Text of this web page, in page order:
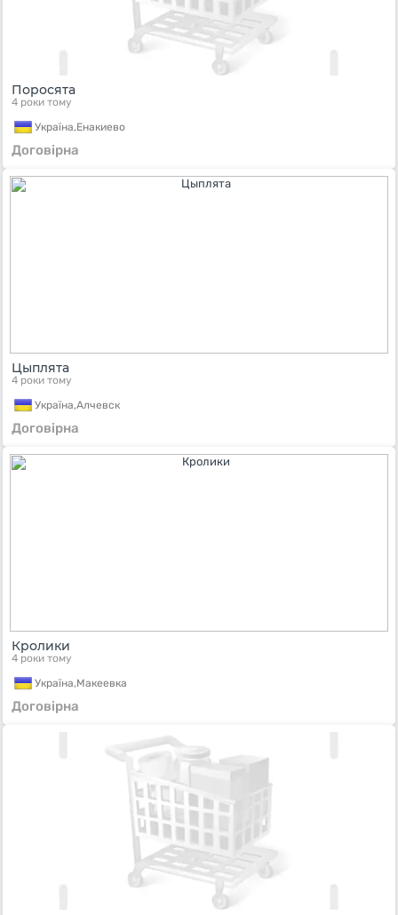
Поросята
4 роки тому
Україна,Енакиево
Договірна
Цыплята
4 роки тому
Україна,Алчевск
Договірна
Кролики
4 роки тому
Україна,Макеевка
Договірна